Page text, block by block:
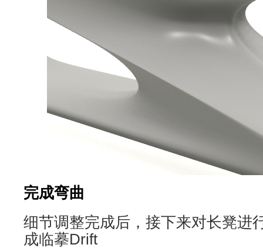
完成弯曲
细节调整完成后，接下来对长凳进
成临摹Drift